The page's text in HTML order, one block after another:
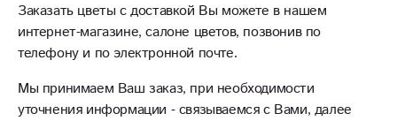
Заказать цветы с доставкой Вы можете в нашем
интернет-магазине, салоне цветов, позвонив по
телефону и по электронной почте.
Мы принимаем Ваш заказ, при необходимости
уточнения информации - связываемся с Вами, далее